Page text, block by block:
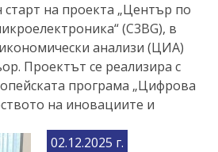
на проекта „Център по
(C3BG), в
анализи (ЦИА)
Проектът се реализира с
програма „Цифрова
на иновациите и
02.12.2025 г.